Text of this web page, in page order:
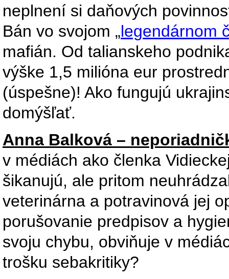
neplnení si daňových
Bán vo svojom „legendárnom
mafián. Od talianskeho
výške 1,5 milióna eur
(úspešne)! Ako fungujú
domýšľať.
Anna Balková –
v médiách ako členka
šikanujú, ale pritom
veterinárna a potravinová jej
porušovanie predpisov a
svoju chybu, obviňuje v
trošku sebakritiky?